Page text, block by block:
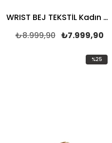
WRIST BEJ TEKSTİL Kadın TOPUKLU SANDALET
₺7.999,90
₺8.999,90
%25